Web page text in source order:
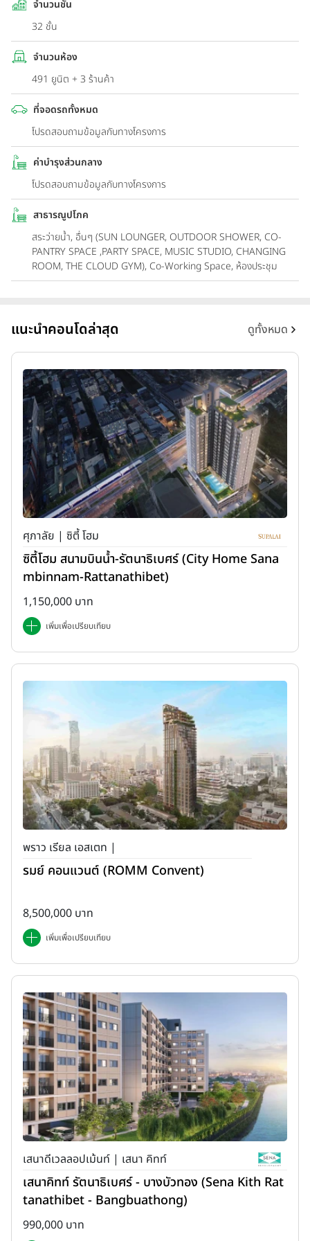
จำนวนชั้น
32 ชั้น
จำนวนห้อง
491 ยูนิต + 3 ร้านค้า
ที่จอดรถทั้งหมด
โปรดสอบถามข้อมูลกับทางโครงการ
ค่าบำรุงส่วนกลาง
โปรดสอบถามข้อมูลกับทางโครงการ
สาธารณูปโภค
สระว่ายน้ำ, อื่นๆ (SUN LOUNGER, OUTDOOR SHOWER, CO-
PANTRY SPACE ,PARTY SPACE, MUSIC STUDIO, CHANGING
ROOM, THE CLOUD GYM), Co-Working Space, ห้องประชุม
แนะนำคอนโดล่าสุด ดูทั้งหมด
ศุภาลัย | ซิตี้ โฮม
ซิตี้โฮม สนามบินน้ำ-รัตนาธิเบศร์ (City Home Sana
mbinnam-Rattanathibet)
1,150,000 บาท
เพิ่มเพื่อเปรียบเทียบ
พราว เรียล เอสเตท |
รมย์ คอนแวนต์ (ROMM Convent)
8,500,000 บาท
เพิ่มเพื่อเปรียบเทียบ
เสนาดีเวลลอปเม้นท์ | เสนา คิทท์
เสนาคิทท์ รัตนาธิเบศร์ - บางบัวทอง (Sena Kith Rat
tanathibet - Bangbuathong)
990,000 บาท